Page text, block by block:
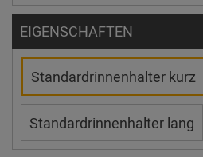
EIGENSCHAFTEN
Standardrinnenhalter kurz
Standardrinnenhalter lang